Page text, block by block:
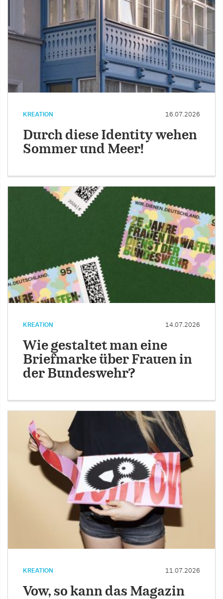
KREATION 16.07.2026
Durch diese Identity wehen
Sommer und Meer!
KREATION 14.07.2026
Wie gestaltet man eine
Briefmarke über Frauen in
der Bundeswehr?
KREATION 11.07.2026
Vow, so kann das Magazin